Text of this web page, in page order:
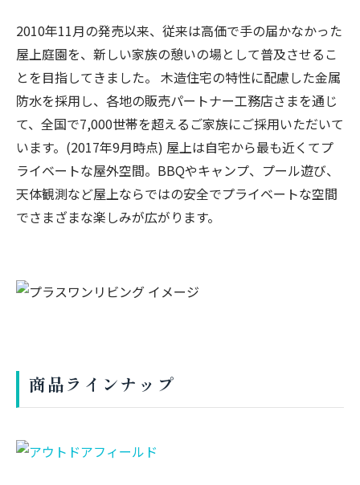
2010年11月の発売以来、従来は高価で手の届かなかった
屋上庭園を、新しい家族の憩いの場として普及させるこ
とを目指してきました。 木造住宅の特性に配慮した金属
防水を採用し、各地の販売パートナー工務店さまを通じ
て、全国で7,000世帯を超えるご家族にご採用いただいて
います。(2017年9月時点) 屋上は自宅から最も近くてプ
ライベートな屋外空間。BBQやキャンプ、プール遊び、
天体観測など屋上ならではの安全でプライベートな空間
でさまざまな楽しみが広がります。
商品ラインナップ